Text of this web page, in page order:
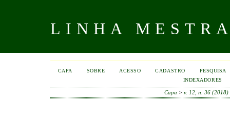
LINHA
CAPA SOBRE ACESSO CADASTRO
PESQUISA
INDEXADORES
Capa >v. 12, n. 36 (2018)